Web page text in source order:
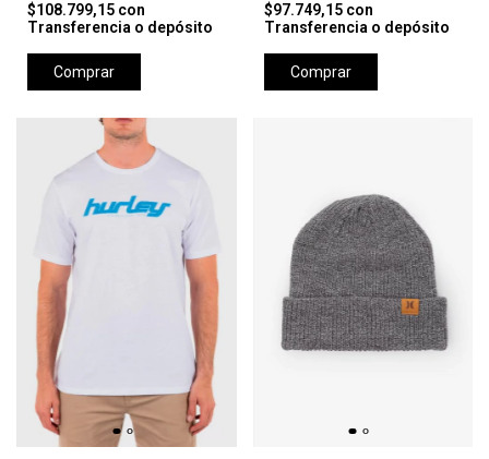
$108.799,15 con
Transferencia o depósito
Comprar
$97.749,15 con
Transferencia o depósito
Comprar